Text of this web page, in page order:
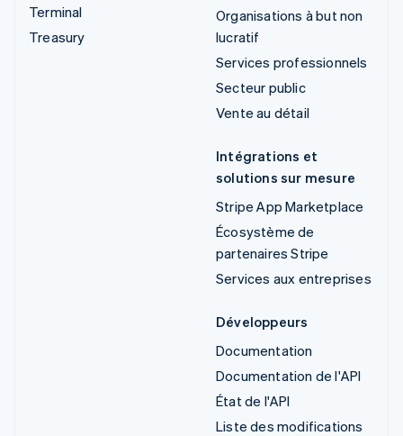
Terminal
Treasury
Organisations à but non
lucratif
Services professionnels
Secteur public
Vente au détail
Intégrations et
solutions sur mesure
Stripe App Marketplace
Écosystème de
partenaires Stripe
Services aux entreprises
Développeurs
Documentation
Documentation de l'API
État de l'API
Liste des modifications